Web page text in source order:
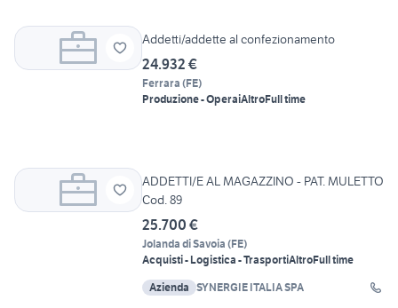
Addetti/addette al confezionamento
24.932 €
Ferrara (FE)
Produzione - OperaiAltroFull time
ADDETTI/E AL MAGAZZINO - PAT. MULETTO
Cod. 89
25.700 €
Jolanda di Savoia (FE)
Acquisti - Logistica - TrasportiAltroFull time
Azienda SYNERGIE ITALIA SPA